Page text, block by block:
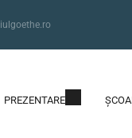
PREZENTARE